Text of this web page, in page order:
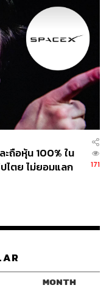
ถือหุ้น 100% ใน
ไตย ไม่ยอมแลก
171
MONTH